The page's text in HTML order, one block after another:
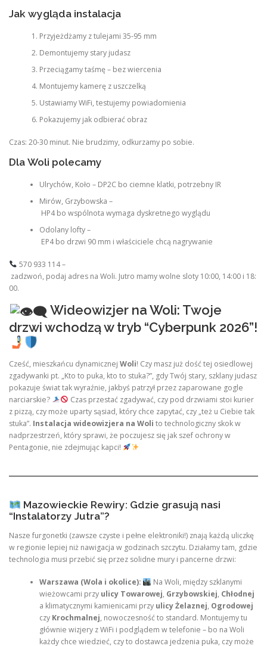
Jak wygląda instalacja
Przyjeżdżamy z tulejami 35-95 mm
Demontujemy stary judasz
Przeciągamy taśmę – bez wiercenia
Montujemy kamerę z uszczelką
Ustawiamy WiFi, testujemy powiadomienia
Pokazujemy jak odbierać obraz
Czas: 20-30 minut. Nie brudzimy, odkurzamy po sobie.
Dla Woli polecamy
Ulrychów, Koło – DP2C bo ciemne klatki, potrzebny IR
Mirów, Grzybowska –
HP4 bo wspólnota wymaga dyskretnego wyglądu
Odolany lofty –
EP4 bo drzwi 90 mm i właściciele chcą nagrywanie
570 933 114 –
zadzwoń, podaj adres na Woli. Jutro mamy wolne sloty 10:00, 14:00 i 18:
00.
Wideowizjer na Woli: Twoje
drzwi wchodzą w tryb “Cyberpunk 2026”!
Cześć, mieszkańcu dynamicznej Woli! Czy masz już dość tej osiedlowej
zgadywanki pt. „Kto to puka, kto to stuka?”, gdy Twój stary, szklany judasz
pokazuje świat tak wyraźnie, jakbyś patrzył przez zaparowane gogle
narciarskie?
Czas przestać zgadywać, czy pod drzwiami stoi kurier
z pizzą, czy może uparty sąsiad, który chce zapytać, czy „też u Ciebie tak
stuka”. Instalacja wideowizjera na Woli to technologiczny skok w
nadprzestrzeń, który sprawi, że poczujesz się jak szef ochrony w
Pentagonie, nie zdejmując kapci!
Mazowieckie Rewiry: Gdzie grasują nasi
“Instalatorzy Jutra”?
Nasze furgonetki (zawsze czyste i pełne elektroniki!) znają każdą uliczkę
w regionie lepiej niż nawigacja w godzinach szczytu. Działamy tam, gdzie
technologia musi przebić się przez solidne mury i pancerne drzwi:
Warszawa (Wola i okolice):
Na Woli, między szklanymi
wieżowcami przy ulicy Towarowej, Grzybowskiej, Chłodnej
a klimatycznymi kamienicami przy ulicy Żelaznej, Ogrodowej
czy Krochmalnej, nowoczesność to standard. Montujemy tu
głównie wizjery z WiFi i podglądem w telefonie – bo na Woli
każdy chce wiedzieć, czy to dostawca jedzenia puka, czy może